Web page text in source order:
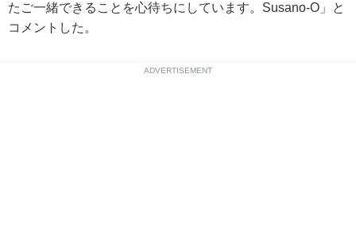
たご一緒できることを心待ちにしています。Susano-O」と
コメントした。
ADVERTISEMENT